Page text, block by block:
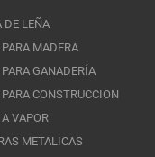
DE LEÑA
MADERA
GANADERÍA
CONSTRUCCION
VAPOR
METALICAS